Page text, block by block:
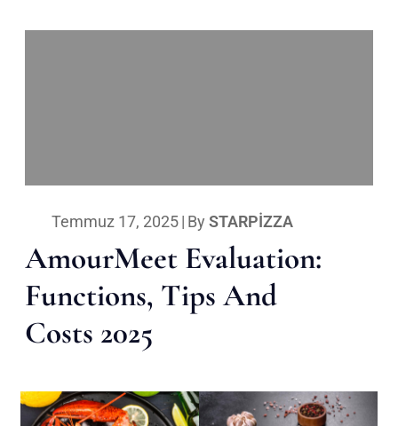
Temmuz 17, 2025| By STARPIZZA
AmourMeet Evaluation:
Functions, Tips And
Costs 2025